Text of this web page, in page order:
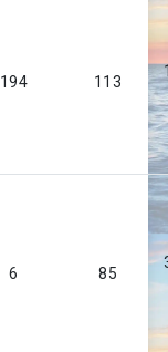
194 113
6 85